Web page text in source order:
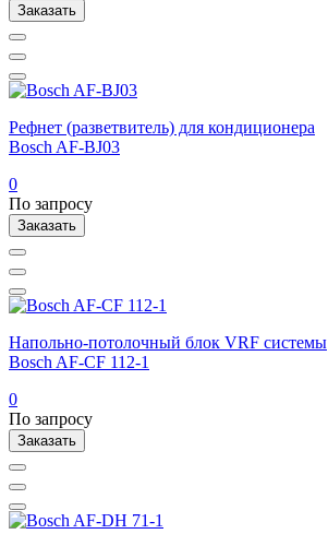
Заказать
Рефнет (разветвитель) для кондиционера
Bosch AF-BJ03
0
По запросу
Заказать
Напольно-потолочный блок VRF системы
Bosch AF-CF 112-1
0
По запросу
Заказать